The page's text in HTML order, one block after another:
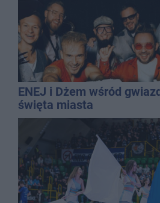
ENEJ i Dżem wśród
święta miasta